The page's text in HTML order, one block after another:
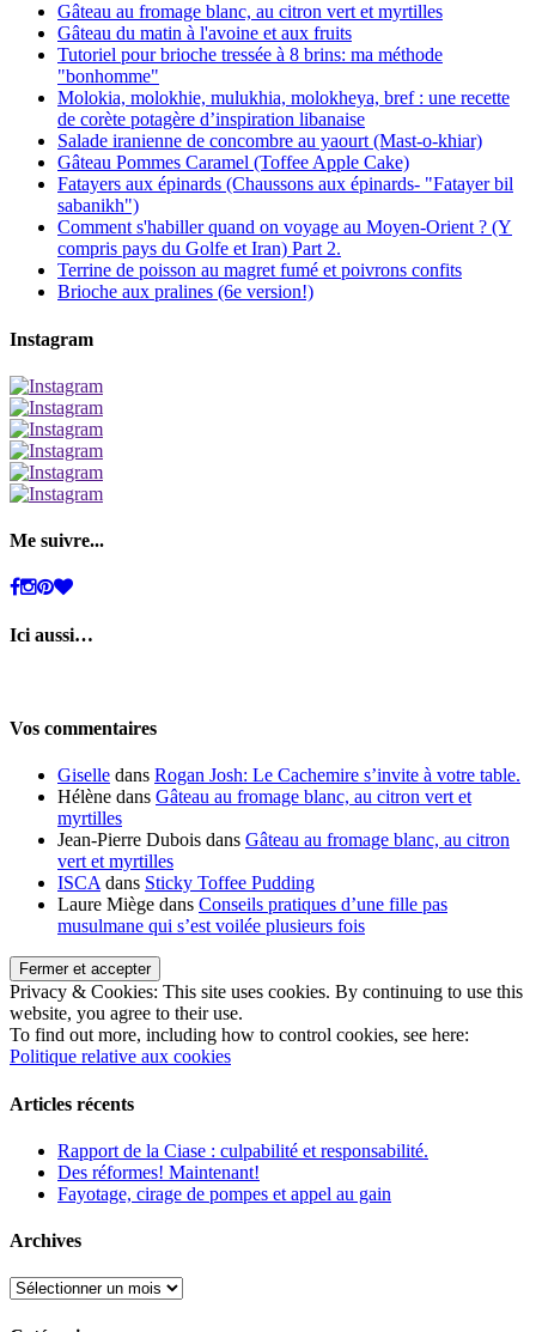
Gâteau au fromage blanc, au citron vert et myrtilles
Gâteau du matin à l'avoine et aux fruits
Tutoriel pour brioche tressée à 8 brins: ma méthode
"bonhomme"
Molokia, molokhie, mulukhia, molokheya, bref : une recette
de corète potagère d’inspiration libanaise
Salade iranienne de concombre au yaourt (Mast-o-khiar)
Gâteau Pommes Caramel (Toffee Apple Cake)
Fatayers aux épinards (Chaussons aux épinards- "Fatayer bil
sabanikh")
Comment s'habiller quand on voyage au Moyen-Orient ? (Y
compris pays du Golfe et Iran) Part 2.
Terrine de poisson au magret fumé et poivrons confits
Brioche aux pralines (6e version!)
Instagram
Me suivre...
Ici aussi…
Vos commentaires
Giselle dans Rogan Josh: Le Cachemire s’invite à votre table.
Hélène dans Gâteau au fromage blanc, au citron vert et
myrtilles
Jean-Pierre Dubois dans Gâteau au fromage blanc, au citron
vert et myrtilles
ISCAdans Sticky Toffee Pudding
Laure Miège dans Conseils pratiques d’une fille pas
musulmane qui s’est voilée plusieurs fois
Privacy & Cookies: This site uses cookies. By continuing to use this
website, you agree to their use.
To find out more, including how to control cookies, see here:
Politique relative aux cookies
Articles récents
Rapport de la Ciase : culpabilité et responsabilité.
Des réformes! Maintenant!
Fayotage, cirage de pompes et appel au gain
Archives
Archives